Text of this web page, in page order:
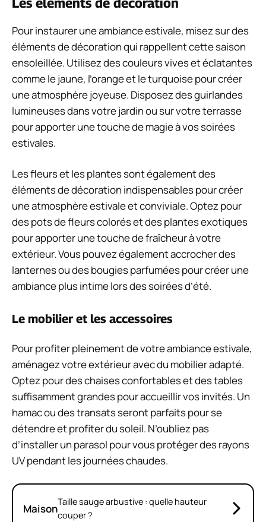
Pour instaurer une ambiance estivale, misez sur des
éléments de décoration qui rappellent cette saison
ensoleillée. Utilisez des couleurs vives et éclatantes
comme le jaune, l’orange et le turquoise pour créer
une atmosphère joyeuse. Disposez des guirlandes
lumineuses dans votre jardin ou sur votre terrasse
pour apporter une touche de magie à vos soirées
estivales.
Les fleurs et les plantes sont également des
éléments de décoration indispensables pour créer
une atmosphère estivale et conviviale. Optez pour
des pots de fleurs colorés et des plantes exotiques
pour apporter une touche de fraîcheur à votre
extérieur. Vous pouvez également accrocher des
lanternes ou des bougies parfumées pour créer une
ambiance plus intime lors des soirées d’été.
Le mobilier et les accessoires
Pour profiter pleinement de votre ambiance estivale,
aménagez votre extérieur avec du mobilier adapté.
Optez pour des chaises confortables et des tables
suffisamment grandes pour accueillir vos invités. Un
hamac ou des transats seront parfaits pour se
détendre et profiter du soleil. N’oubliez pas
d’installer un parasol pour vous protéger des rayons
UV pendant les journées chaudes.
MaisonTaille sauge arbustive : quelle hauteur
couper ?